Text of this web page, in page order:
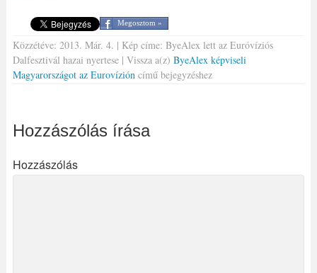
Megosztom »
Közzétéve: 2013. Már. 4. | Kép címe: ByeAlex lett az Euróvíziós
Dalfesztivál hazai nyertese | Vissza a(z) ByeAlex képviseli
Magyarországot az Eurovízión című bejegyzéshez
Hozzászólás írása
Hozzászólás